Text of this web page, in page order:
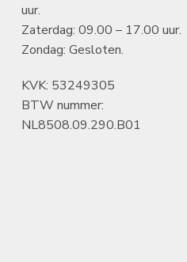
uur.
Zaterdag: 09.00 – 17.00 uur.
Zondag: Gesloten.
KVK: 53249305
BTW nummer:
NL8508.09.290.B01